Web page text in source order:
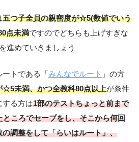
五つ子全員の親密度が☆5(数値でいう
点未満ですのでどちらも上げすぎな
進めていきましょう
ートである「みんなでルート 」の方
☆5未満、かつ全教科80点以上が条件
する方は1部のテストちょっと前まで
ころでセーブをし、そこから何回
調整をして「らいはルート」、